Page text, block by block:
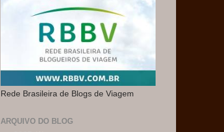
Rede Brasileira de Blogs de Viagem
ARQUIVO DO BLOG